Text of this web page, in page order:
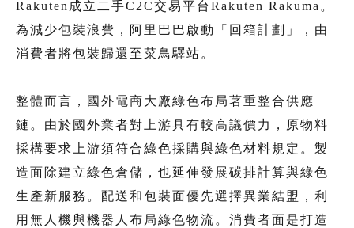
Rakuten成立二手C2C交易平台Rakuten Rakuma。
為減少包裝浪費，阿里巴巴啟動「回箱計劃」，由
消費者將包裝歸還至菜鳥驛站。
整體而言，國外電商大廠綠色布局著重整合供應
鏈。由於國外業者對上游具有較高議價力，原物料
採構要求上游須符合綠色採購與綠色材料規定。製
造面除建立綠色倉儲，也延伸發展碳排計算與綠色
生產新服務。配送和包裝面優先選擇異業結盟，利
用無人機與機器人布局綠色物流。消費者面是打造